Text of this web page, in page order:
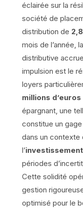
éclairée sur la
société de
distribution de
mois de l’année,
distributive
impulsion est le
loyers
millions d’euros
épargnant, une
constitue un
dans un contexte
l’
périodes
Cette solidité
gestion
optimisé pour le